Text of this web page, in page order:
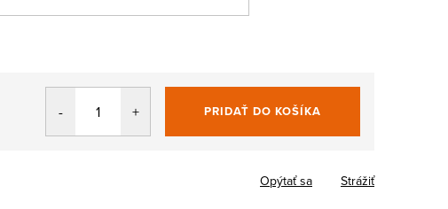
Jednotková
cena:
PRIDAŤ DO KOŠÍKA
Opýtať sa Strážiť